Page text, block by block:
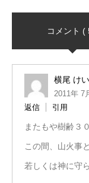
コメント (
横尾 け
2011年 7
返信
引用
またもや樹齢３
この間、山火事
若しくは神に守